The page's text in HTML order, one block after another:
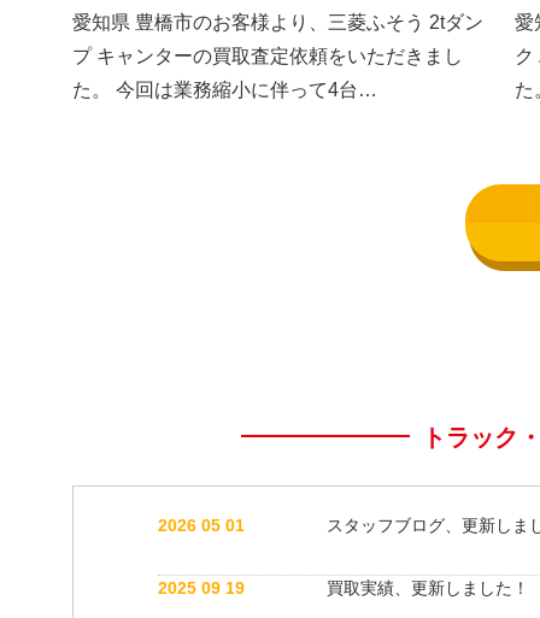
した③
愛知県 豊橋市のお客様より、三菱ふそう 2tダン
プ キャンターの買取査定依頼をいただきまし
た。 今回は業務縮小に伴って4台…
愛
ク
た
トラック
2026 05 01 スタッフブログ、更新しま
2025 09 19 買取実績、更新しました！